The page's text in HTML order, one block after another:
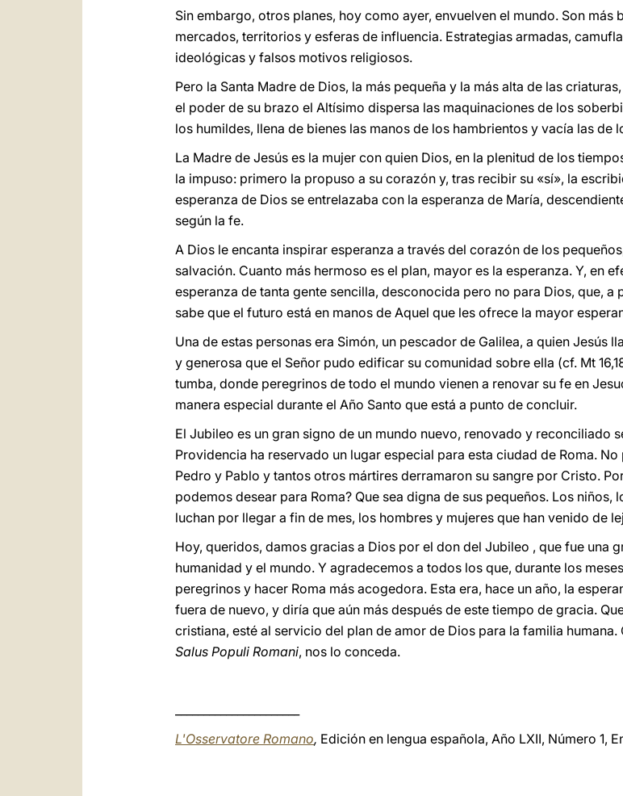
Sin embargo, otros planes, hoy como ayer, envuelven el mundo. Son
mercados, territorios y esferas de influencia. Estrategias armadas,
ideológicas y falsos motivos religiosos.
Pero la Santa Madre de Dios, la más pequeña y la más alta de las
el poder de su brazo el Altísimo dispersa las maquinaciones de los
los humildes, llena de bienes las manos de los hambrientos y vacía las de
La Madre de Jesús es la mujer con quien Dios, en la plenitud de los
la impuso: primero la propuso a su corazón y, tras recibir su «sí», la
esperanza de Dios se entrelazaba con la esperanza de María,
según la fe.
A Dios le encanta inspirar esperanza a través del corazón de los
salvación. Cuanto más hermoso es el plan, mayor es la esperanza. Y, en
esperanza de tanta gente sencilla, desconocida pero no para Dios, que, a
sabe que el futuro está en manos de Aquel que les ofrece la mayor
Una de estas personas era Simón, un pescador de Galilea, a quien Jesús
y generosa que el Señor pudo edificar su comunidad sobre ella (cf. Mt
tumba, donde peregrinos de todo el mundo vienen a renovar su fe en
manera especial durante el Año Santo que está a punto de concluir.
El Jubileo es un gran signo de un mundo nuevo, renovado y reconciliado
Providencia ha reservado un lugar especial para esta ciudad de Roma.
Pedro y Pablo y tantos otros mártires derramaron su sangre por Cristo.
podemos desear para Roma? Que sea digna de sus pequeños. Los
luchan por llegar a fin de mes, los hombres y mujeres que han venido de
Hoy, queridos, damos gracias a Dios por el don del Jubileo , que fue una
humanidad y el mundo. Y agradecemos a todos los que, durante los
peregrinos y hacer Roma más acogedora. Esta era, hace un año, la
fuera de nuevo, y diría que aún más después de este tiempo de gracia.
cristiana, esté al servicio del plan de amor de Dios para la familia
Salus Populi Romani, nos lo conceda.
L'Osservatore Romano, Edición en lengua española, Año LXII, Número 1,